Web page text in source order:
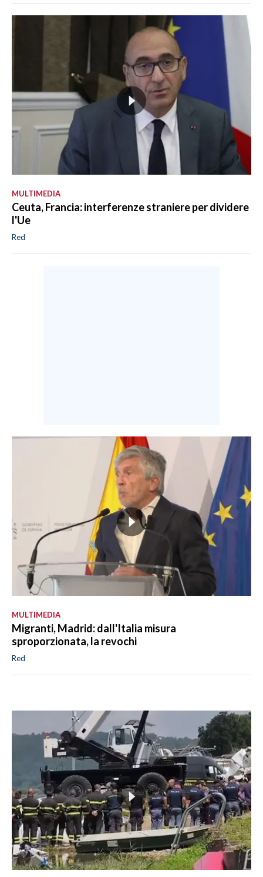
MULTIMEDIA
Ceuta, Francia: interferenze straniere per dividere
l'Ue
Red
MULTIMEDIA
Migranti, Madrid: dall'Italia misura
sproporzionata, la revochi
Red